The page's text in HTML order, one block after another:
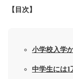
【目次】
小学校入学
中学生には1